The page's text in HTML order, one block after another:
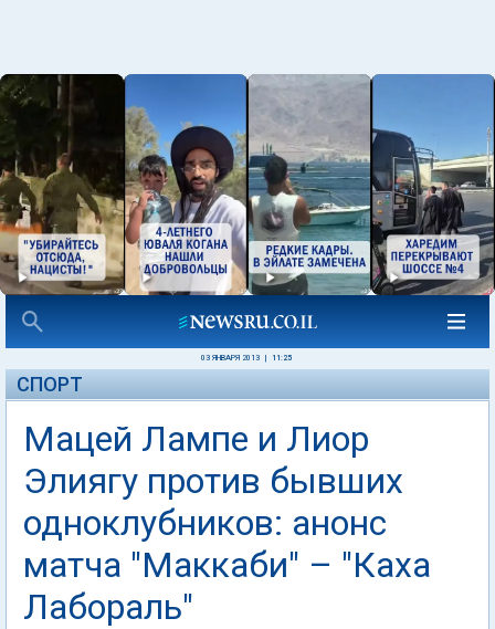
03 ЯНВАРЯ 2013 11:25
СПОРТ
Мацей Лампе и Лиор
Элиягу против бывших
одноклубников: анонс
матча "Маккаби" – "Каха
Лабораль"